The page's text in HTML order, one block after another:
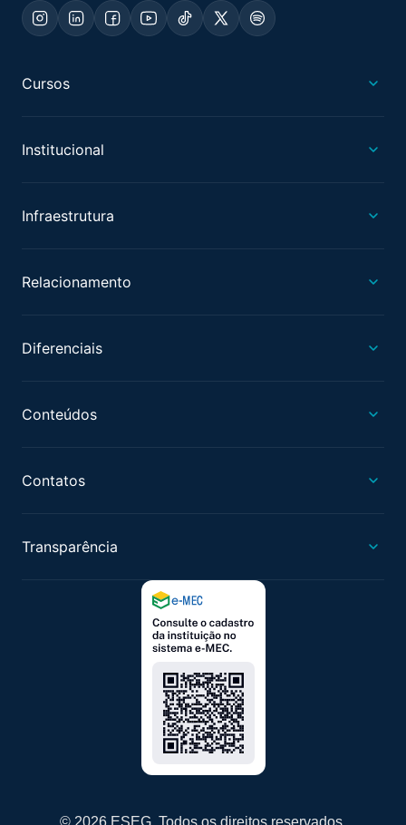
Cursos
Institucional
Infraestrutura
Relacionamento
Diferenciais
Conteúdos
Contatos
Transparência
© 2026 ESEG. Todos os direitos reservados.